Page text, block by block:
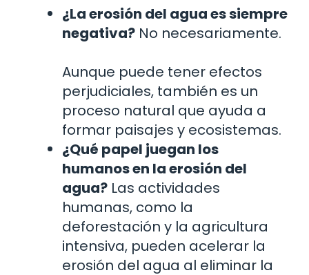
¿La erosión del agua es siempre
negativa? No necesariamente.
Aunque puede tener efectos
perjudiciales, también es un
proceso natural que ayuda a
formar paisajes y ecosistemas.
¿Qué papel juegan los
humanos en la erosión del
agua? Las actividades
humanas, como la
deforestación y la agricultura
intensiva, pueden acelerar la
erosión del agua al eliminar la